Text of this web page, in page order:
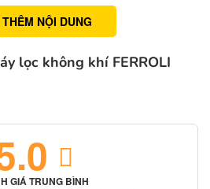
NỘI DUNG
lọc không khí FERROLI
GIÁ TRUNG BÌNH